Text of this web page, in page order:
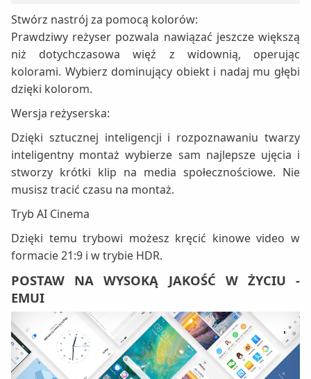
Stwórz nastrój za pomocą kolorów:
Prawdziwy reżyser pozwala nawiązać jeszcze większą
niż dotychczasowa więź z widownią, operując
kolorami. Wybierz dominujący obiekt i nadaj mu głębi
dzięki kolorom.
Wersja reżyserska:
Dzięki sztucznej inteligencji i rozpoznawaniu twarzy
inteligentny montaż wybierze sam najlepsze ujęcia i
stworzy krótki klip na media społecznościowe. Nie
musisz tracić czasu na montaż.
Tryb AI Cinema
Dzięki temu trybowi możesz kręcić kinowe video w
formacie 21:9 i w trybie HDR.
POSTAW NA WYSOKĄ JAKOŚĆ W ŻYCIU -
EMUI